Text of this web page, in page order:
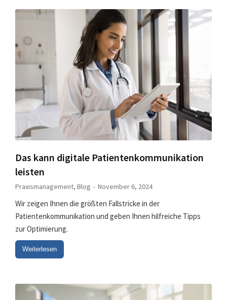
Das kann digitale Patientenkommunikation
leisten
Praxismanagement, Blog November 6, 2024
Wir zeigen Ihnen die größten Fallstricke in der
Patientenkommunikation und geben Ihnen hilfreiche Tipps
zur Optimierung.
Weiterlesen